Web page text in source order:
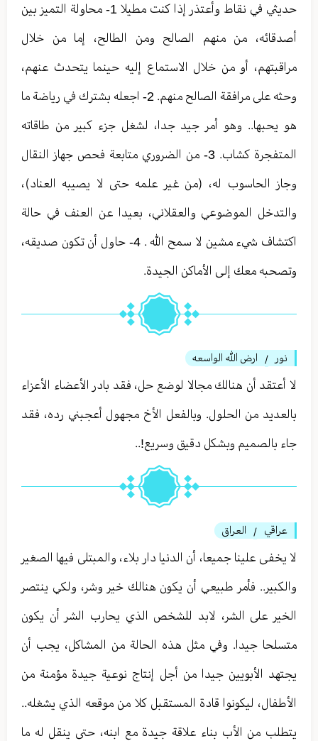
حديثي في نقاط وأعتذر إذا كنت مطيلا 1- محاولة التميز بين
أصدقائه، من منهم الصالح ومن الطالح، إما من خلال
مراقبتهم، أو من خلال الاستماع إليه حينما يتحدث عنهم،
وحثه على مرافقة الصالح منهم. 2- اجعله بشترك في رياضة ما
هو يحبها.. وهو أمر جيد جدا، لشغل جزء كبير من طاقاته
المتفجرة كشاب. 3- من الضروري متابعة فحص جهاز النقال
وجاز الحاسوب له، (من غير علمه حتى لا يصيبه العناد)،
والتدخل الموضوعي والعقلاني، بعيدا عن العنف في حالة
اكتشاف شيء مشين لا سمح الله . 4- حاول أن تكون صديقه،
وتصحبه معك إلى الأماكن الجيدة.
نور / ارض الله الواسعه
لا أعتقد أن هنالك مجالا لوضع حل، فقد بادر الأعضاء الأعزاء
بالعديد من الحلول. وبالفعل الأخ مجهول أعجبني رده، فقد
جاء بالصميم وبشكل دقيق وسريع!..
عراقي / العراق
لا يخفى علينا جميعا، أن الدنيا دار بلاء، والمبتلى فيها الصغير
والكبير.. فأمر طبيعي أن يكون هنالك خير وشر، ولكي ينتصر
الخير على الشر، لابد للشخص الذي يحارب الشر أن يكون
متسلحا جيدا. وفي مثل هذه الحالة من المشاكل، يجب أن
يجتهد الأبويين جيدا من أجل إنتاج نوعية جيدة مؤمنة من
الأطفال، ليكونوا قادة المستقبل كلا من موقعه الذي يشغله..
يتطلب من الأب بناء علاقة جيدة مع ابنه، حتى ينقل له ما